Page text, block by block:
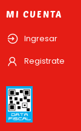
MI CUENTA
Ingresar
Registrate